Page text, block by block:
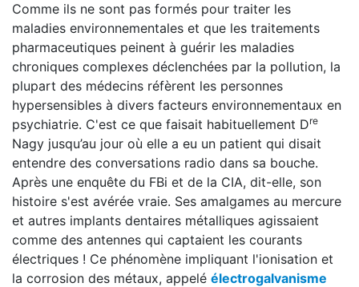
Comme ils ne sont pas formés pour traiter les
maladies environnementales et que les traitements
pharmaceutiques peinent à guérir les maladies
chroniques complexes déclenchées par la pollution, la
plupart des médecins réfèrent les personnes
hypersensibles à divers facteurs environnementaux en
psychiatrie. C'est ce que faisait habituellement Dre
Nagy jusqu’au jour où elle a eu un patient qui disait
entendre des conversations radio dans sa bouche.
Après une enquête du FBi et de la CIA, dit-elle, son
histoire s'est avérée vraie. Ses amalgames au mercure
et autres implants dentaires métalliques agissaient
comme des antennes qui captaient les courants
électriques ! Ce phénomène impliquant l'ionisation et
la corrosion des métaux, appelé électrogalvanisme